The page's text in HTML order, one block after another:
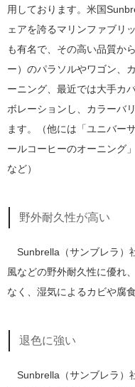
用しております。米国
ェアを誇るマリンファブリ
も有名で、その高い品質か
ー）のパラソルやワゴン、
ーニング、最近では大手カ
ボレーションし、カラーバ
ます。（他には「ユニバー
ールコーヒーのオーニング
など）
野外耐久性が高い
Sunbrella（サンブレラ）
風などの野外耐久性に優れ
なく、湿気によるカビや腐
退色に強い
Sunbrella（サンブレラ）